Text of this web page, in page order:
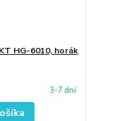
HG-6010, horák
3-7 dní